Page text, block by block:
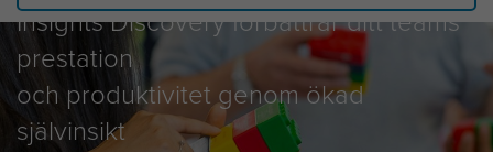
Insights Discovery förbättrar ditt teams
prestation
och produktivitet genom ökad
självinsikt